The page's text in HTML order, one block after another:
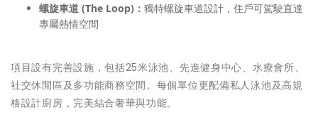
螺旋車道 (The Loop) ： 獨特螺旋車道設計，住戶可駕駛直達
專屬熱情空間
項目設有完善設施，包括25米泳池、先進健身中心、水療會所、
社交休閒區及多功能商務空間。每個單位更配備私人泳池及高規
格設計廚房，完美結合奢華與功能。